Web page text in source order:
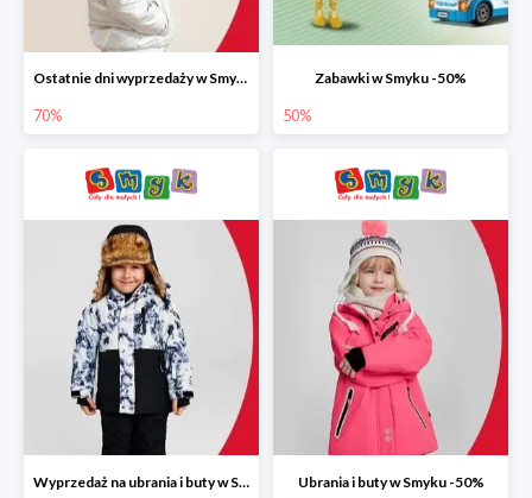
Ostatnie dni wyprzedaży w Smyku do -70%
70%
Zabawki w Smyku -50%
50%
Wyprzedaż na ubrania i buty w Smyku do -70% Ubrania i buty w Smyku -50%